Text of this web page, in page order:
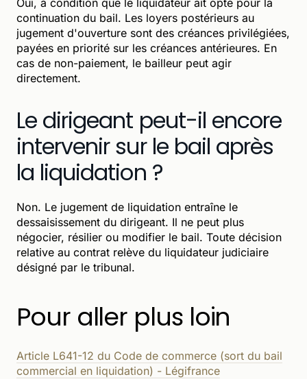
continuation du bail. Les loyers postérieurs au
jugement d'ouverture sont des créances privilégiées,
payées en priorité sur les créances antérieures. En
cas de non-paiement, le bailleur peut agir
directement.
Le dirigeant peut-il encore
intervenir sur le bail après
la liquidation ?
Non. Le jugement de liquidation entraîne le
dessaisissement du dirigeant. Il ne peut plus
négocier, résilier ou modifier le bail. Toute décision
relative au contrat relève du liquidateur judiciaire
désigné par le tribunal.
Pour aller plus loin
Article L641-12 du Code de commerce (sort du bail
commercial en liquidation) - Légifrance